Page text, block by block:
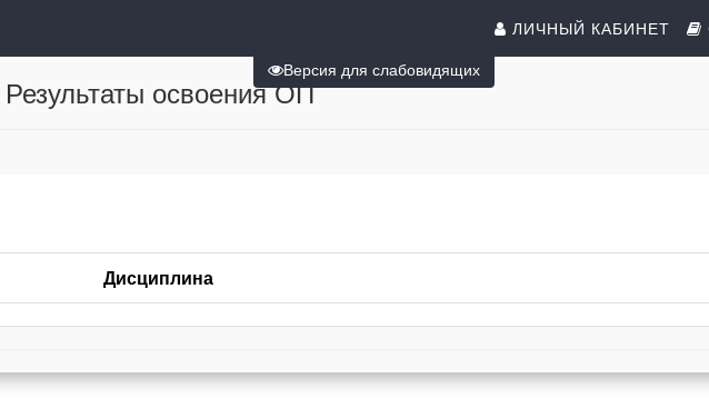
ЛИЧНЫЙ КАБИНЕТ
Результаты освоения ОП
Дисциплина
Версия для слабовидящих